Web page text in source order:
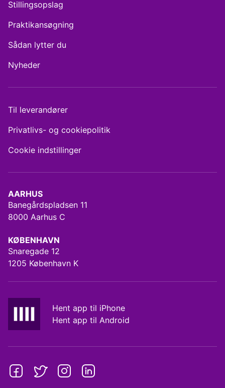
AARHUS
Banegårdspladsen 11
8000 Aarhus C
KØBENHAVN
Snaregade 12
1205 København K
Hent app til iPhone
Hent app til Android
Stillingsopslag
Praktikansøgning
Sådan lytter du
Nyheder
Til leverandører
Privatlivs- og cookiepolitik
Cookie indstillinger